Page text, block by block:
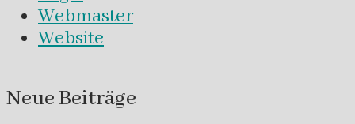
Webmaster
Website
Neue Beiträge